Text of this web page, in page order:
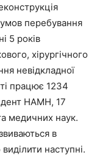
перебування
5 років
хірургічного
невідкладної
працює 1234
НАМН, 17
медичних наук.
в
наступні.